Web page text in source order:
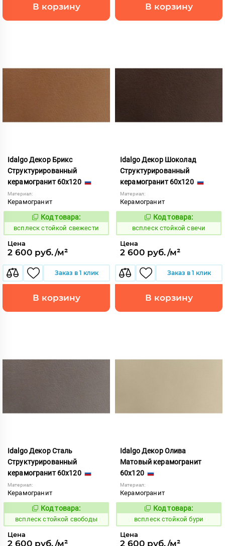
В корзину В корзину
Idalgo Декор Брикс
Структурированный
керамогранит 60x120
Материал:
Керамогранит
246708
Код товара:
всплеск стойкой свежести
Цена
2 600 руб./м²
Заказ в 1 клик
В корзину
Idalgo Декор Шоколад
Структурированный
керамогранит 60x120
Материал:
Керамогранит
246709
Код товара:
всплеск стойкой свечи
Цена
2 600 руб./м²
Заказ в 1 клик
В корзину
Idalgo Декор Сталь
Структурированный
керамогранит 60x120
Материал:
Керамогранит
246710
Код товара:
всплеск стойкой свободы
Цена
2 600 руб./м²
Idalgo Декор Олива
Матовый керамогранит
60x120
Материал:
Керамогранит
246630
Код товара:
всплеск стойкой бури
Цена
2 600 руб./м²